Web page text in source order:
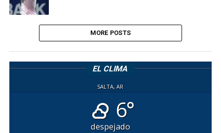
MORE POSTS
EL CLIMA
SALTA, AR
6°
despejado